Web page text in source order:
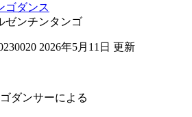
ゴダンス
ゼンチンタンゴ
2026年5月11日 更新
ダンサーによる